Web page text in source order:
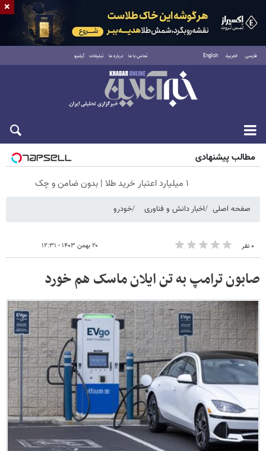
فارسی العربية English تماس با ما درباره ما تبلیغات آرشیو
جمعه ۱۶ مرداد ۱۴۰۵
مطالب پیشنهادی
۱ میلیارد اعتبار خرید طلا | بدون ضامن و چک
صفحه اصلی اخبار دانش و فناوری خودرو
۰ نفر ۲۰ بهمن ۱۴۰۳ - ۱۲:۳۱
صابون ترامپ به تن ایلان ماسک هم خورد
×